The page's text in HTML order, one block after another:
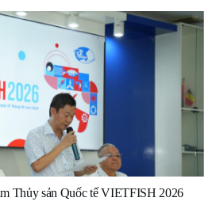
Thủy sản Quốc tế VIETFISH 2026